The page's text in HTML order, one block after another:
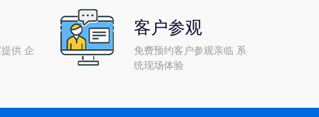
供 企
客户参观
免费预约客户参观亲临 系
统现场体验